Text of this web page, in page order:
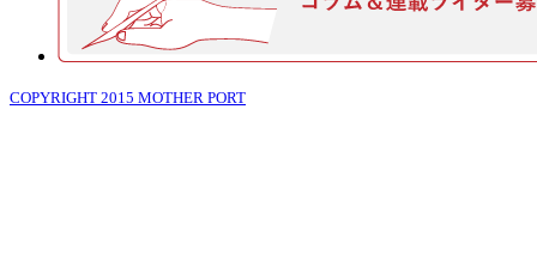
COPYRIGHT 2015 MOTHER PORT